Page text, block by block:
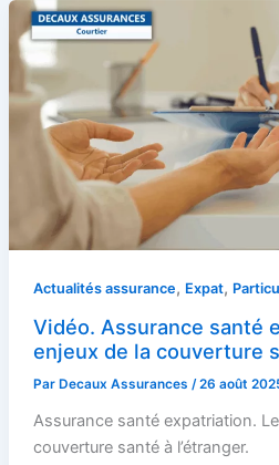
Actualités assurance, Expat,
Vidéo. Assurance santé
enjeux de la couverture
Par Decaux Assurances /26 août
Assurance santé expatriation.
couverture santé à l’étranger.